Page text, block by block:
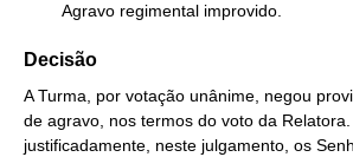
        Agravo regimental improvido.
Decisão
A Turma, por votação unânime, negou
de agravo, nos termos do voto da Relatora.
justificadamente, neste julgamento, os